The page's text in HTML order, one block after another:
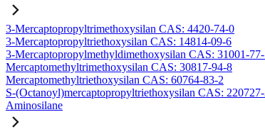
3-Mercaptopropyltrimethoxysilan CAS: 4420-74-0
3-Mercaptopropyltriethoxysilan CAS: 14814-09-6
3-Mercaptopropylmethyldimethoxysilan CAS: 31001-77-
Mercaptomethyltrimethoxysilan CAS: 30817-94-8
Mercaptomethyltriethoxysilan CAS: 60764-83-2
S-(Octanoyl)mercaptopropyltriethoxysilan CAS:
Aminosilane